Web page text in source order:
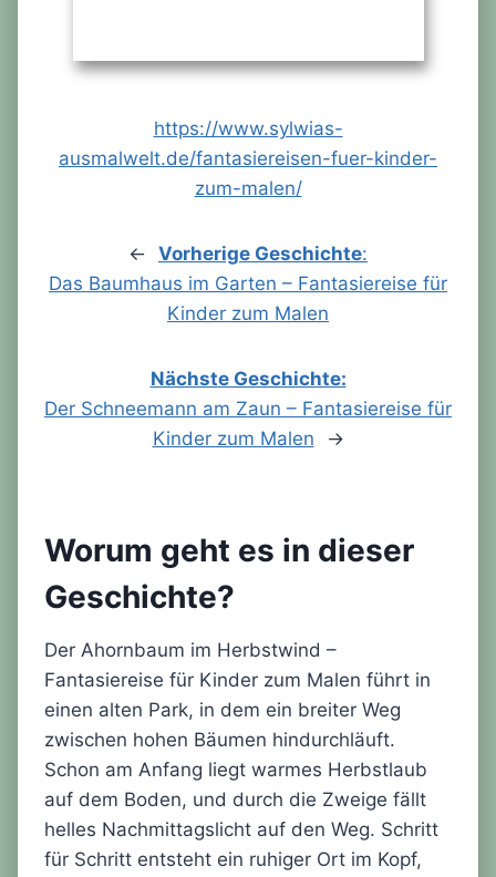
https://www.sylwias-
ausmalwelt.de/fantasiereisen-fuer-kinder-
zum-malen/
← Vorherige Geschichte:
Das Baumhaus im Garten – Fantasiereise für
Kinder zum Malen
Nächste Geschichte:
Der Schneemann am Zaun – Fantasiereise für
Kinder zum Malen
→
Worum geht es in dieser
Geschichte?
Der Ahornbaum im Herbstwind –
Fantasiereise für Kinder zum Malen führt in
einen alten Park, in dem ein breiter Weg
zwischen hohen Bäumen hindurchläuft.
Schon am Anfang liegt warmes Herbstlaub
auf dem Boden, und durch die Zweige fällt
helles Nachmittagslicht auf den Weg. Schritt
für Schritt entsteht ein ruhiger Ort im Kopf,